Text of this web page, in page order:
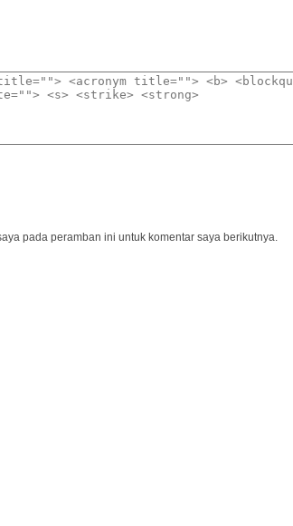
pada peramban ini untuk komentar saya berikutnya.